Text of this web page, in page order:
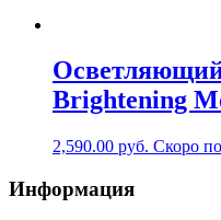
Brightening
2,590.00 руб. Скоро
Информация